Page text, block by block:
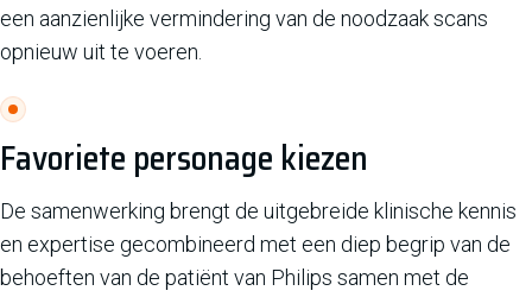
een aanzienlijke vermindering van de noodzaak scans
opnieuw uit te voeren.
Favoriete personage kiezen
De samenwerking brengt de uitgebreide klinische kennis
en expertise gecombineerd met een diep begrip van de
behoeften van de patiënt van Philips samen met de